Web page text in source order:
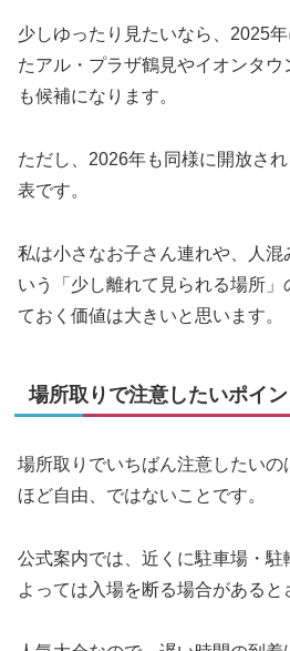
少しゆったり見たいなら、2025
たアル・プラザ鶴見やイオンタ
も候補になります。
ただし、2026年も同様に開放さ
表です。
私は小さなお子さん連れや、人混
いう「少し離れて見られる場所
ておく価値は大きいと思います。
場所取りで注意したいポイン
場所取りでいちばん注意したい
ほど自由、ではないことです。
公式案内では、近くに駐車場・駐
よっては入場を断る場合があると